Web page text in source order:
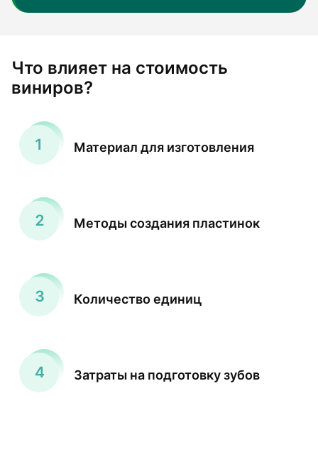
Что влияет на стоимость
виниров?
Материал для изготовления
Методы создания пластинок
Количество единиц
Затраты на подготовку зубов